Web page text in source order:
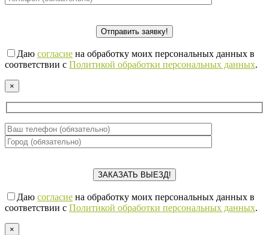
Даю согласие на обработку моих персональных данных в
соответствии с Политикой обработки персональных данных.
×
Даю согласие на обработку моих персональных данных в
соответствии с Политикой обработки персональных данных.
×